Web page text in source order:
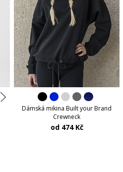
Dámská mikina Built your Brand
Crewneck
od 474 Kč